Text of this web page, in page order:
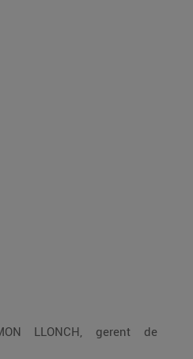
LLONCH, gerent de